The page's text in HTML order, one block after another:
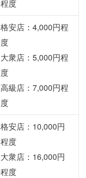
程度
格安店：4,000円程
度
大衆店：5,000円程
度
高級店：7,000円程
度
格安店：10,000円
程度
大衆店：16,000円
程度